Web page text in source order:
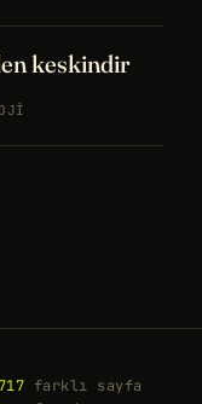
keskindir
farklı sayfa